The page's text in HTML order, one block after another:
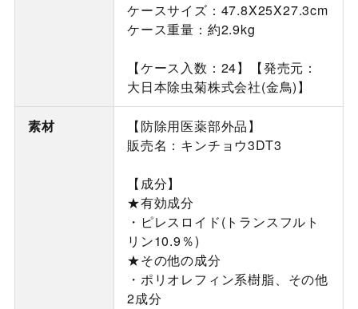
ケースサイズ：47.8X25X27.3cm
ケース重量：約2.9kg
【ケース入数：24】【発売元：
大日本除虫菊株式会社(金鳥)】
素材
【防除用医薬部外品】
販売名：キンチョウ3DT3
【成分】
★有効成分
・ピレスロイド(トランスフルト
リン10.9％)
★その他の成分
・ポリオレフィン系樹脂、その他
2成分